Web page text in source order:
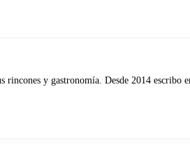
y gastronomía. Desde 2014 escribo